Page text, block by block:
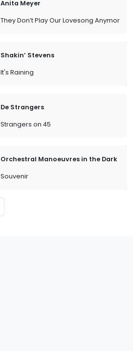
Anita Meyer
They Don’t Play Our Lovesong Anymore
Shakin’ Stevens
It's Raining
De Strangers
Strangers on 45
Orchestral Manoeuvres in the Dark
Souvenir